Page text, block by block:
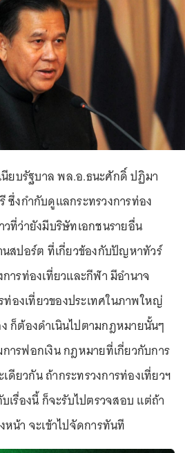
นียบรัฐบาล พล.อ.ธนะศักดิ์ ปฏิมา
ซึ่งกำกับดูแลกระทรวงการท่อง
ที่ว่ายังมีบริษัทเอกชนรายอื่น
สปอร์ต ที่เกี่ยวข้องกับปัญหาทัวร์
ารท่องเที่ยวและกีฬา มีอำนาจ
องเที่ยวของประเทศในภาพใหญ่
ก็ต้องดำเนินไปตามกฎหมายนั้นๆ
ารฟอกเงิน กฎหมายที่เกี่ยวกับการ
ยวกัน ถ้ากระทรวงการท่องเที่ยวฯ
เรื่องนี้ ก็จะรับไปตรวจสอบ แต่ถ้า
น้า จะเข้าไปจัดการทันที